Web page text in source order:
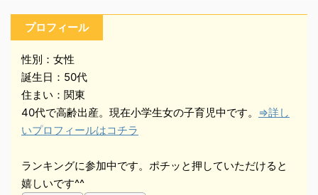
プロフィール
性別：女性
誕生日：50代
住まい：関東
40代で高齢出産。現在小学生女の子育児中です。 ⇒詳し
いプロフィールはコチラ
ランキングに参加中です。ポチッと押していただけると
嬉しいです^^